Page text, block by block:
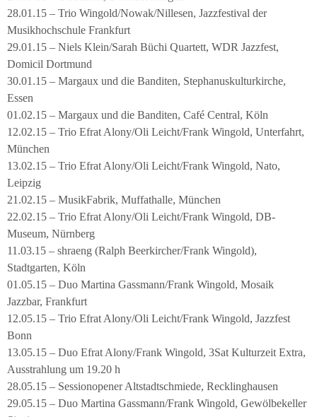
28.01.15 – Trio Wingold/Nowak/Nillesen, Jazzfestival der
Musikhochschule Frankfurt
29.01.15 – Niels Klein/Sarah Büchi Quartett, WDR Jazzfest,
Domicil Dortmund
30.01.15 – Margaux und die Banditen, Stephanuskulturkirche,
Essen
01.02.15 – Margaux und die Banditen, Café Central, Köln
12.02.15 – Trio Efrat Alony/Oli Leicht/Frank Wingold, Unterfahrt,
München
13.02.15 – Trio Efrat Alony/Oli Leicht/Frank Wingold, Nato,
Leipzig
21.02.15 – MusikFabrik, Muffathalle, München
22.02.15 – Trio Efrat Alony/Oli Leicht/Frank Wingold, DB-
Museum, Nürnberg
11.03.15 – shraeng (Ralph Beerkircher/Frank Wingold),
Stadtgarten, Köln
01.05.15 – Duo Martina Gassmann/Frank Wingold, Mosaik
Jazzbar, Frankfurt
12.05.15 – Trio Efrat Alony/Oli Leicht/Frank Wingold, Jazzfest
Bonn
13.05.15 – Duo Efrat Alony/Frank Wingold, 3Sat Kulturzeit Extra,
Ausstrahlung um 19.20 h
28.05.15 – Sessionopener Altstadtschmiede, Recklinghausen
29.05.15 – Duo Martina Gassmann/Frank Wingold, Gewölbekeller